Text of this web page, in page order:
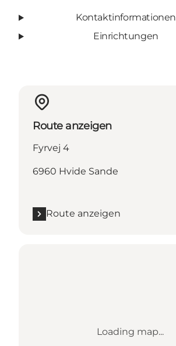
Kontaktinformationen
Einrichtungen
Route anzeigen
Fyrvej 4
6960 Hvide Sande
Route anzeigen
Loading map...